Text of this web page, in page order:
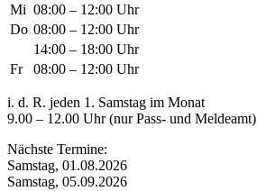
Mi 08:00 – 12:00 Uhr
Do 08:00 – 12:00 Uhr
14:00 – 18:00 Uhr
Fr
08:00 – 12:00 Uhr
i. d. R. jeden 1. Samstag im Monat
9.00 – 12.00 Uhr (nur Pass- und Meldeamt)
Nächste Termine:
Samstag, 01.08.2026
Samstag, 05.09.2026